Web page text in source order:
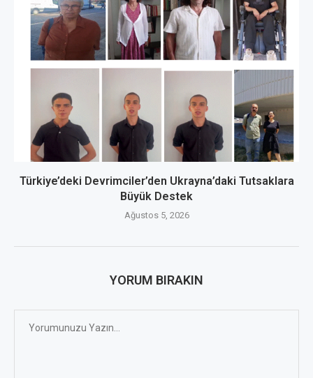
Türkiye’deki Devrimciler’den Ukrayna’daki Tutsaklara
Büyük Destek
Ağustos 5, 2026
YORUM BIRAKIN